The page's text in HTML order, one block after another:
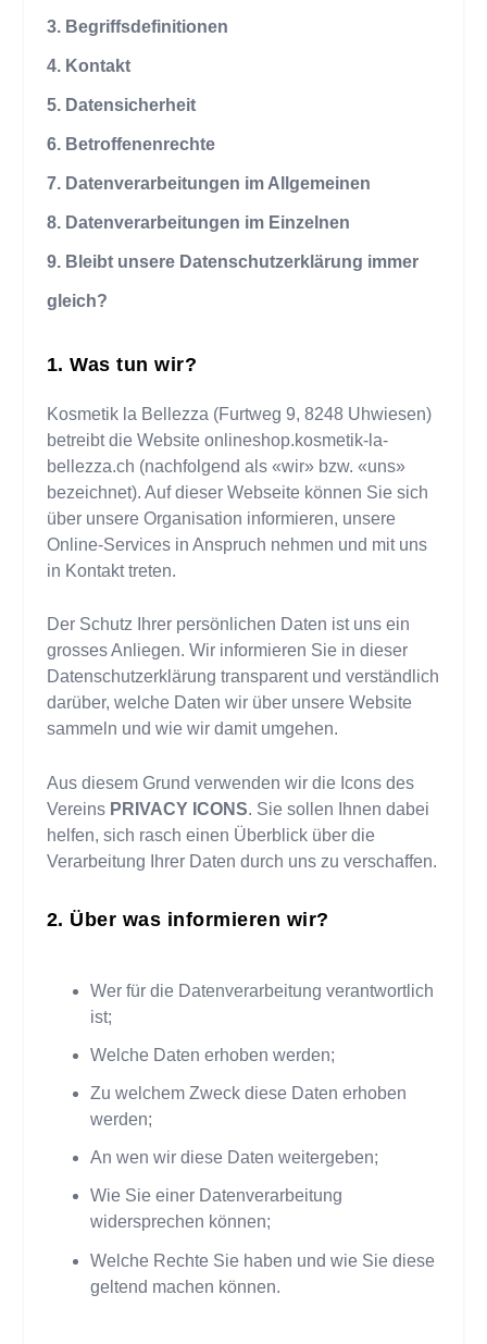
3. Begriffsdefinitionen
4. Kontakt
5. Datensicherheit
6. Betroffenenrechte
7. Datenverarbeitungen im Allgemeinen
8. Datenverarbeitungen im Einzelnen
9. Bleibt unsere Datenschutzerklärung immer
gleich?
Was tun wir?
Kosmetik la Bellezza (Furtweg 9, 8248 Uhwiesen)
betreibt die Website onlineshop.kosmetik-la-
bellezza.ch (nachfolgend als «wir» bzw. «uns»
bezeichnet). Auf dieser Webseite können Sie sich
über unsere Organisation informieren, unsere
Online-Services in Anspruch nehmen und mit uns
in Kontakt treten.
Der Schutz Ihrer persönlichen Daten ist uns ein
grosses Anliegen. Wir informieren Sie in dieser
Datenschutzerklärung transparent und verständlich
darüber, welche Daten wir über unsere Website
sammeln und wie wir damit umgehen.
Aus diesem Grund verwenden wir die Icons des
Vereins PRIVACY ICONS. Sie sollen Ihnen dabei
helfen, sich rasch einen Überblick über die
Verarbeitung Ihrer Daten durch uns zu verschaffen.
Über was informieren wir?
Wer für die Datenverarbeitung verantwortlich
ist;
Welche Daten erhoben werden;
Zu welchem Zweck diese Daten erhoben
werden;
An wen wir diese Daten weitergeben;
Wie Sie einer Datenverarbeitung
widersprechen können;
Welche Rechte Sie haben und wie Sie diese
geltend machen können.